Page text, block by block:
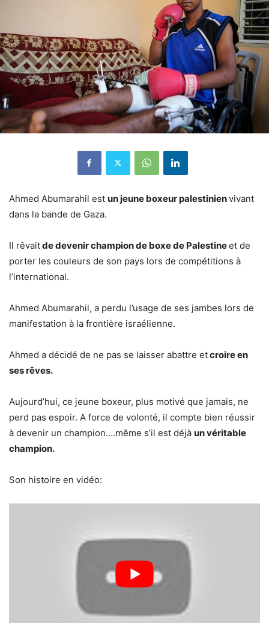
Ahmed Abumarahil est un jeune boxeur palestinienvivant
dans la bande de Gaza.
Il rêvaitde devenir champion de boxe de Palestineet de
porter les couleurs de son pays lors de compétitions à
l’international.
Ahmed Abumarahil, a perdu l’usage de ses jambes lors de
manifestation à la frontière israélienne.
Ahmed a décidé de ne pas se laisser abattre etcroire en
ses rêves.
Aujourd’hui, ce jeune boxeur, plus motivé que jamais, ne
perd pas espoir. A force de volonté, il compte bien réussir
à devenir un champion….même s’il est déjà un véritable
champion.
Son histoire en vidéo: